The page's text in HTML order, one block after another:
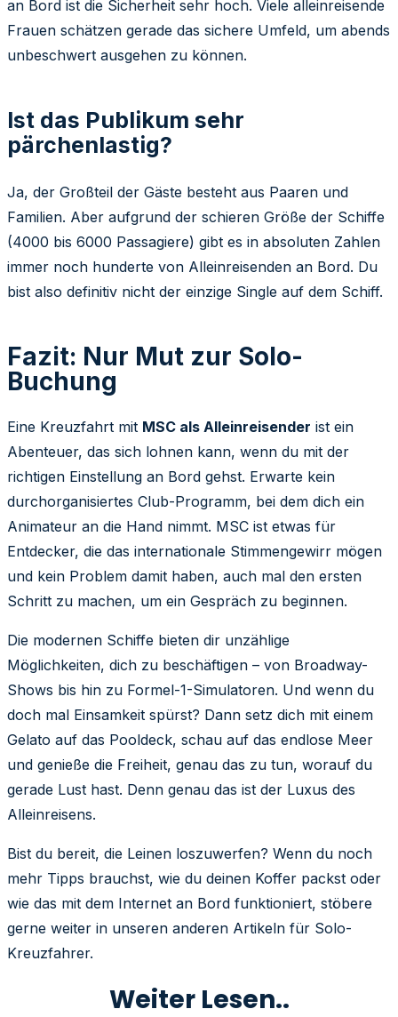
an Bord ist die Sicherheit sehr hoch. Viele alleinreisende
Frauen schätzen gerade das sichere Umfeld, um abends
unbeschwert ausgehen zu können.
Ist das Publikum sehr
pärchenlastig?
Ja, der Großteil der Gäste besteht aus Paaren und
Familien. Aber aufgrund der schieren Größe der Schiffe
(4000 bis 6000 Passagiere) gibt es in absoluten Zahlen
immer noch hunderte von Alleinreisenden an Bord. Du
bist also definitiv nicht der einzige Single auf dem Schiff.
Fazit: Nur Mut zur Solo-
Buchung
Eine Kreuzfahrt mit MSC als Alleinreisender ist ein
Abenteuer, das sich lohnen kann, wenn du mit der
richtigen Einstellung an Bord gehst. Erwarte kein
durchorganisiertes Club-Programm, bei dem dich ein
Animateur an die Hand nimmt. MSC ist etwas für
Entdecker, die das internationale Stimmengewirr mögen
und kein Problem damit haben, auch mal den ersten
Schritt zu machen, um ein Gespräch zu beginnen.
Die modernen Schiffe bieten dir unzählige
Möglichkeiten, dich zu beschäftigen – von Broadway-
Shows bis hin zu Formel-1-Simulatoren. Und wenn du
doch mal Einsamkeit spürst? Dann setz dich mit einem
Gelato auf das Pooldeck, schau auf das endlose Meer
und genieße die Freiheit, genau das zu tun, worauf du
gerade Lust hast. Denn genau das ist der Luxus des
Alleinreisens.
Bist du bereit, die Leinen loszuwerfen? Wenn du noch
mehr Tipps brauchst, wie du deinen Koffer packst oder
wie das mit dem Internet an Bord funktioniert, stöbere
gerne weiter in unseren anderen Artikeln für Solo-
Kreuzfahrer.
Weiter Lesen..